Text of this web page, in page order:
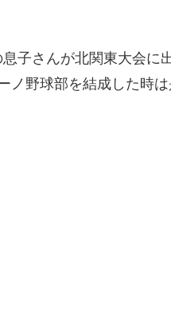
子さんが北関東大会に
野球部を結成した時は